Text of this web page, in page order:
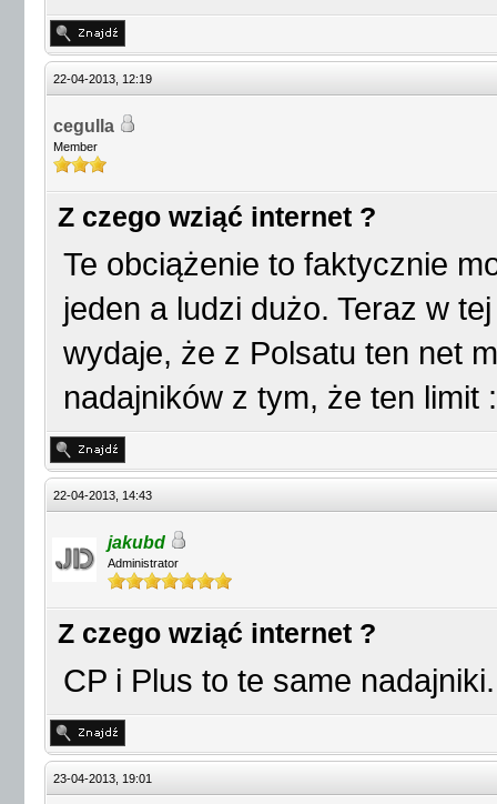
22-04-2013, 12:19
cegulla
Member
Z czego wziąć internet ?
Te obciążenie to faktycznie
jeden a ludzi dużo. Teraz w
wydaje, że z Polsatu ten net
nadajników z tym, że ten limit
22-04-2013, 14:43
jakubd
Administrator
Z czego wziąć internet ?
CP i Plus to te same nadajniki.
23-04-2013, 19:01